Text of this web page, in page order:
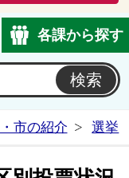
各課から探す
市の紹介 選挙